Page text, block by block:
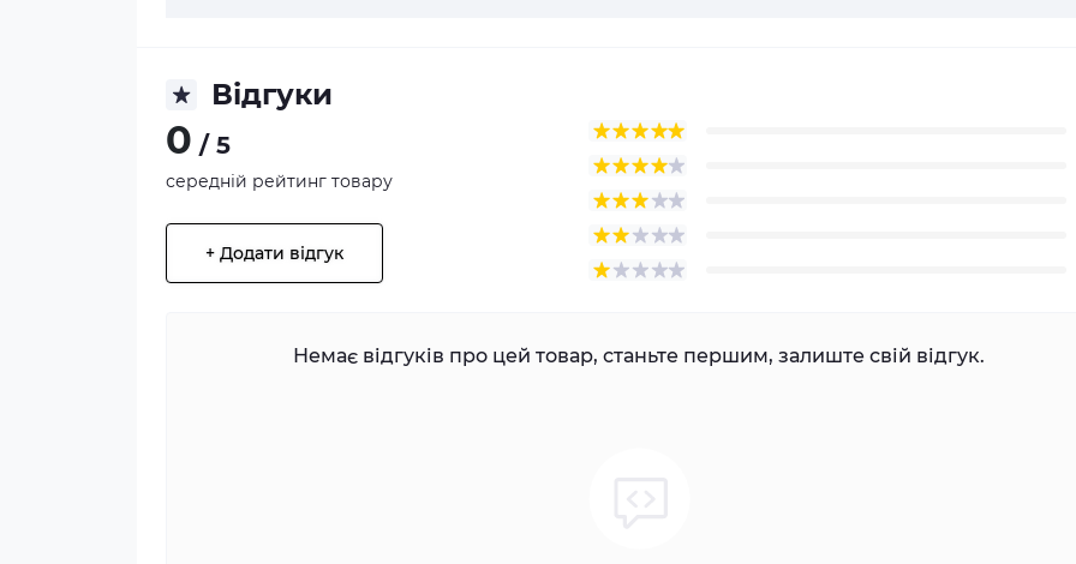
Відгуки
0 / 5
середній рейтинг товару
+ Додати відгук
Немає відгуків про цей товар, станьте першим, залиште свій відгук.